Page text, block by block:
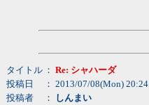
タイトル ： Re: シャハーダ
投稿日
： 2013/07/08(Mon) 20:24
投稿者
： しんまい